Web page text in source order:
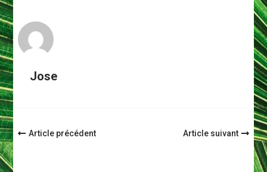
Jose
Navigation
Article précédent Article suivant